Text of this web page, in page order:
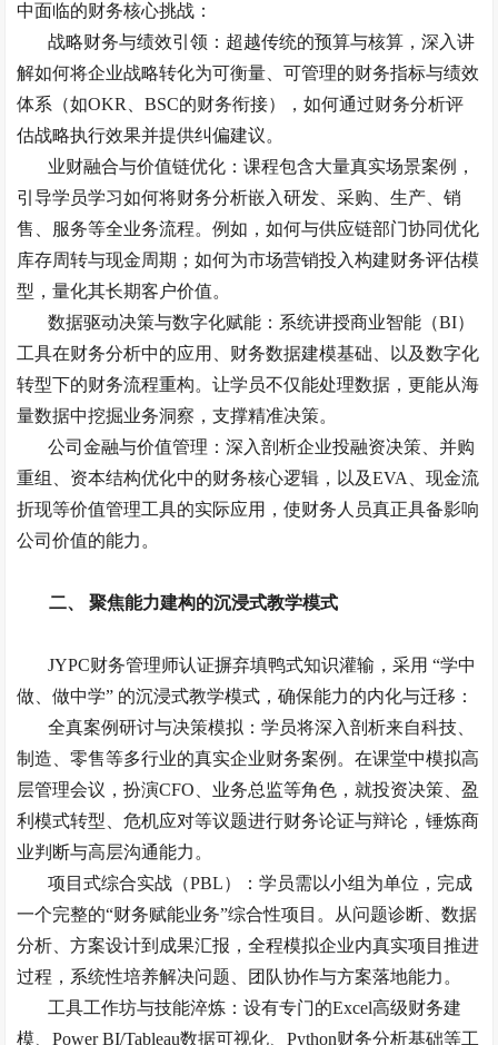
中面临的财务核心挑战：
战略财务与绩效引领：超越传统的预算与核算，深入讲
解如何将企业战略转化为可衡量、可管理的财务指标与绩效
体系（如OKR、BSC的财务衔接），如何通过财务分析评
估战略执行效果并提供纠偏建议。
业财融合与价值链优化：课程包含大量真实场景案例，
引导学员学习如何将财务分析嵌入研发、采购、生产、销
售、服务等全业务流程。例如，如何与供应链部门协同优化
库存周转与现金周期；如何为市场营销投入构建财务评估模
型，量化其长期客户价值。
数据驱动决策与数字化赋能：系统讲授商业智能（BI）
工具在财务分析中的应用、财务数据建模基础、以及数字化
转型下的财务流程重构。让学员不仅能处理数据，更能从海
量数据中挖掘业务洞察，支撑精准决策。
公司金融与价值管理：深入剖析企业投融资决策、并购
重组、资本结构优化中的财务核心逻辑，以及EVA、现金流
折现等价值管理工具的实际应用，使财务人员真正具备影响
公司价值的能力。
二、 聚焦能力建构的沉浸式教学模式
JYPC财务管理师认证摒弃填鸭式知识灌输，采用 “学中
做、做中学” 的沉浸式教学模式，确保能力的内化与迁移：
全真案例研讨与决策模拟：学员将深入剖析来自科技、
制造、零售等多行业的真实企业财务案例。在课堂中模拟高
层管理会议，扮演CFO、业务总监等角色，就投资决策、盈
利模式转型、危机应对等议题进行财务论证与辩论，锤炼商
业判断与高层沟通能力。
项目式综合实战（PBL）：学员需以小组为单位，完成
一个完整的“财务赋能业务”综合性项目。从问题诊断、数据
分析、方案设计到成果汇报，全程模拟企业内真实项目推进
过程，系统性培养解决问题、团队协作与方案落地能力。
工具工作坊与技能淬炼：设有专门的Excel高级财务建
模、Power BI/Tableau数据可视化、Python财务分析基础等工